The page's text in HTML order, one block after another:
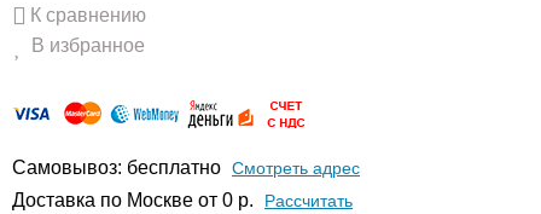
К сравнению
В избранное
Самовывоз: бесплатно Смотреть адрес
Доставка по Москве от 0 р. Расcчитать